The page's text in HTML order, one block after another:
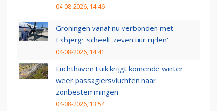
04-08-2026, 14:46
Groningen vanaf nu verbonden met
Esbjerg: 'scheelt zeven uur rijden'
04-08-2026, 14:41
Luchthaven Luik krijgt komende winter
weer passagiersvluchten naar
zonbestemmingen
04-08-2026, 13:54